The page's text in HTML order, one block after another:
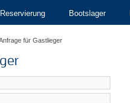
Reservierung Bootslager
für Gastlieger